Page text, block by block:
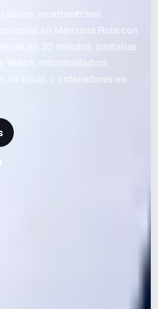
smartwatches,
en Manzana Rota con
en 30 minutos, pantallas
Watch, microsoldadura,
24 horas, y ordenadores en